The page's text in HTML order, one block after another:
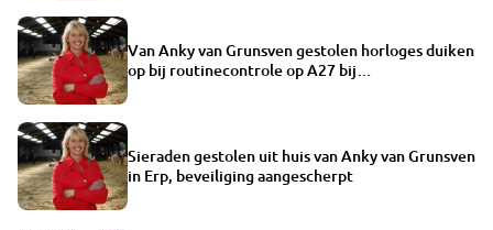
Van Anky van Grunsven gestolen horloges duiken
op bij routinecontrole op A27 bij
Sieraden gestolen uit huis van Anky van Grunsven
in Erp, beveiliging aangescherpt